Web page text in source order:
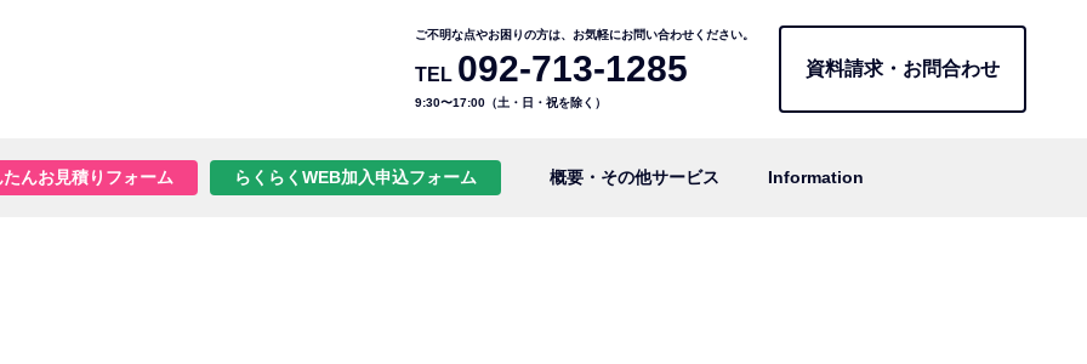
ご不明な点やお困りの方は、お気軽にお問い合わせください。
TEL 092-713-1285
9:30〜17:00（土・日・祝を除く）
資料請求・お問合わせ
んお見積りフォーム らくらくWEB加入申込フォーム 概要・その他サービス Information